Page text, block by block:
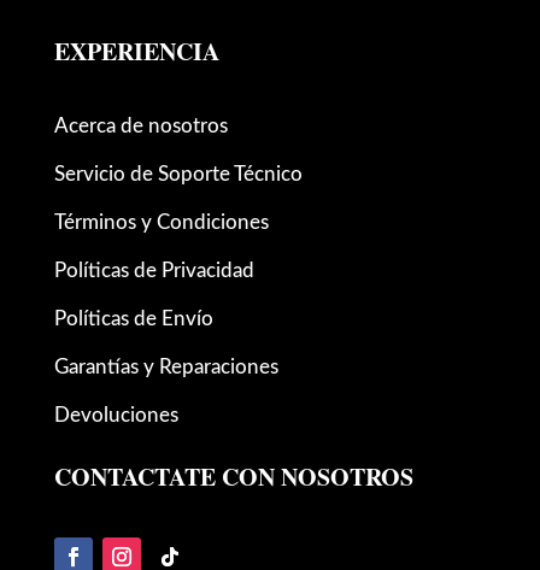
EXPERIENCIA
Acerca de nosotros
Servicio de Soporte Técnico
Términos y Condiciones
Políticas de Privacidad
Políticas de Envío
Garantías y Reparaciones
Devoluciones
CONTACTATE CON NOSOTROS